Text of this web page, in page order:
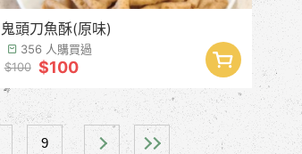
鬼頭刀魚酥(原味)
356 人購買過
$100 $100
9